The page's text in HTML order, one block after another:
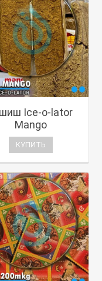
Ice-o-lator
Mango
КУПИТЬ